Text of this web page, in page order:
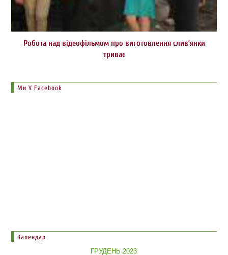
Робота над відеофільмом про виготовлення слив’янки
триває
Ми У Facebook
Календар
ГРУДЕНЬ 2023